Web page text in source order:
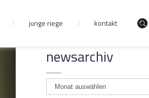
junge riege kontakt
newsarchiv
newsarchiv